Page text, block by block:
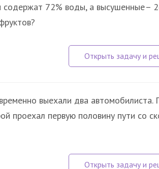
72% воды, а высушенные –
выехали два
проехал первую половину пути со